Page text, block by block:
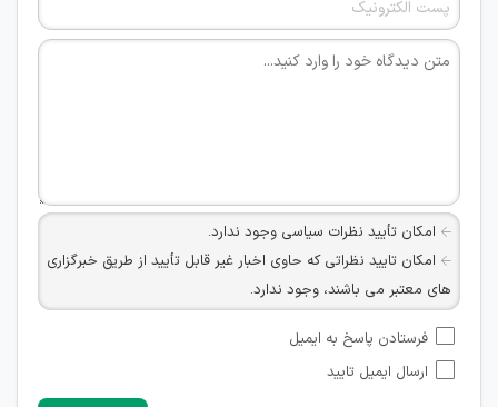
امکان تأیید نظرات سیاسی وجود ندارد.
امکان تایید نظراتی که حاوی اخبار غیر قابل تأیید از طریق خبرگزاری
های معتبر می باشند، وجود ندارد.
شبکه های مجازی ارتباطی می باشند وجود ندارد.
امکان تأیید نظرات کاربرانی که به هر طریقی قصد مأیوس کردن
فرستادن پاسخ به ایمیل
ارسال ایمیل تایید